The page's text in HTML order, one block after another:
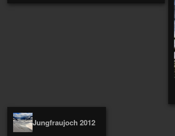
Jungfraujoch 2012